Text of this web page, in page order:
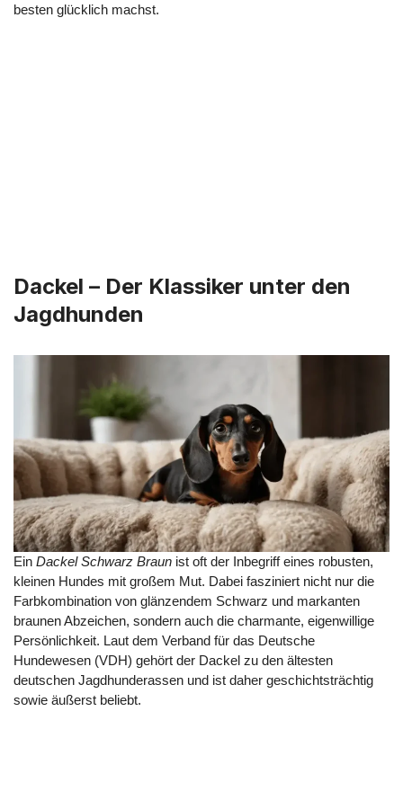
besten glücklich machst.
Dackel – Der Klassiker unter den
Jagdhunden
Ein Dackel Schwarz Braun ist oft der Inbegriff eines robusten,
kleinen Hundes mit großem Mut. Dabei fasziniert nicht nur die
Farbkombination von glänzendem Schwarz und markanten
braunen Abzeichen, sondern auch die charmante, eigenwillige
Persönlichkeit. Laut dem Verband für das Deutsche
Hundewesen (VDH) gehört der Dackel zu den ältesten
deutschen Jagdhunderassen und ist daher geschichtsträchtig
sowie äußerst beliebt.